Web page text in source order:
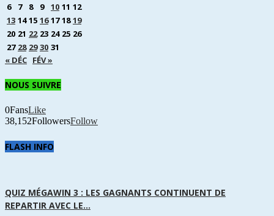
6
7 8 9 10 11 12
13 14 15 16 17 18 19
20 21 22 23 24 25 26
27 28 29 30 31
« DÉC FÉV »
NOUS SUIVRE
0FansLike
38,152FollowersFollow
FLASH INFO
QUIZ MÉGAWIN 3 : LES GAGNANTS CONTINUENT DE
REPARTIR AVEC LE...